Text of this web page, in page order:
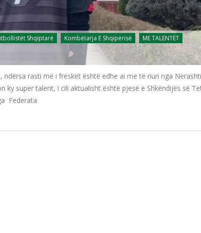
Shqiptarë Kombëtarja E Shqipërisë
ME TALENTËT
rasti më i freskët është edhe ai me të riun nga
ky super talent, i cili aktualisht është pjesë e Shkëndijës së
Federata